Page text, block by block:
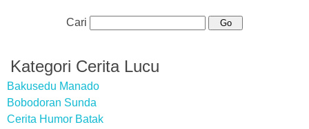
Cari
Kategori Cerita Lucu
Bakusedu Manado
Bobodoran Sunda
Cerita Humor Batak